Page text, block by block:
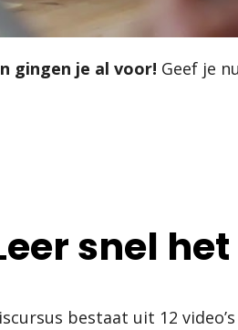
gingen je al voor! Geef je
snel
bestaat uit 12